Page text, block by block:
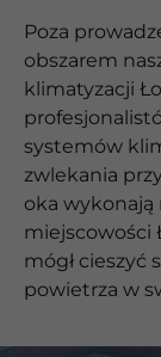
Poza
obszarem
klimatyzacji
systemów
zwlekania
oka
miejscowości
mógł cieszyć
powietrza w